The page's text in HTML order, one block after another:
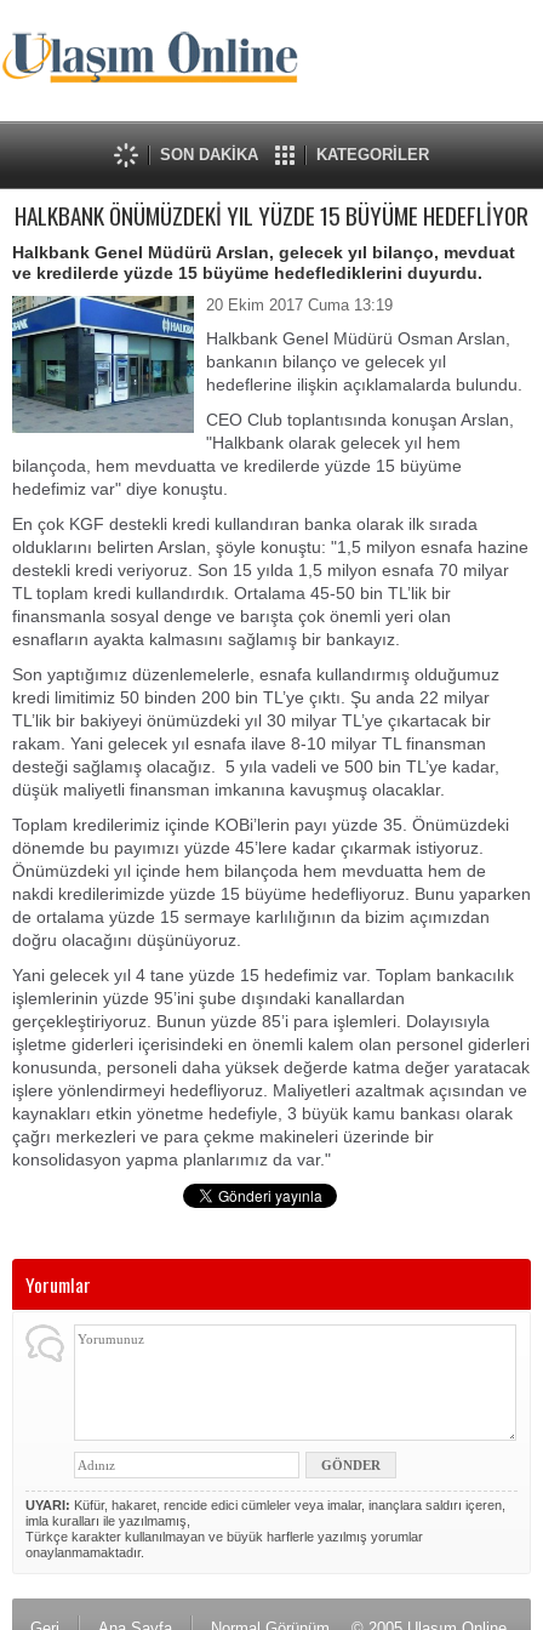
SON DAKİKA KATEGORİLER
HALKBANK ÖNÜMÜZDEKİ YIL YÜZDE 15 BÜYÜME HEDEFLİYOR
Halkbank Genel Müdürü Arslan, gelecek yıl bilanço, mevduat
ve kredilerde yüzde 15 büyüme hedeflediklerini duyurdu.
20 Ekim 2017 Cuma 13:19
Halkbank Genel Müdürü Osman Arslan,
bankanın bilanço ve gelecek yıl
hedeflerine ilişkin açıklamalarda bulundu.
CEO Club toplantısında konuşan Arslan,
"Halkbank olarak gelecek yıl hem
bilançoda, hem mevduatta ve kredilerde yüzde 15 büyüme
hedefimiz var" diye konuştu.
En çok KGF destekli kredi kullandıran banka olarak ilk sırada
olduklarını belirten Arslan, şöyle konuştu: "1,5 milyon esnafa hazine
destekli kredi veriyoruz. Son 15 yılda 1,5 milyon esnafa 70 milyar
TL toplam kredi kullandırdık. Ortalama 45-50 bin TL’lik bir
finansmanla sosyal denge ve barışta çok önemli yeri olan
esnafların ayakta kalmasını sağlamış bir bankayız.
Son yaptığımız düzenlemelerle, esnafa kullandırmış olduğumuz
kredi limitimiz 50 binden 200 bin TL’ye çıktı. Şu anda 22 milyar
TL’lik bir bakiyeyi önümüzdeki yıl 30 milyar TL’ye çıkartacak bir
rakam. Yani gelecek yıl esnafa ilave 8-10 milyar TL finansman
desteği sağlamış olacağız. 5 yıla vadeli ve 500 bin TL’ye kadar,
düşük maliyetli finansman imkanına kavuşmuş olacaklar.
Toplam kredilerimiz içinde KOBi’lerin payı yüzde 35. Önümüzdeki
dönemde bu payımızı yüzde 45’lere kadar çıkarmak istiyoruz.
Önümüzdeki yıl içinde hem bilançoda hem mevduatta hem de
nakdi kredilerimizde yüzde 15 büyüme hedefliyoruz. Bunu yaparken
de ortalama yüzde 15 sermaye karlılığının da bizim açımızdan
doğru olacağını düşünüyoruz.
Yani gelecek yıl 4 tane yüzde 15 hedefimiz var. Toplam bankacılık
işlemlerinin yüzde 95’ini şube dışındaki kanallardan
gerçekleştiriyoruz. Bunun yüzde 85’i para işlemleri. Dolayısıyla
işletme giderleri içerisindeki en önemli kalem olan personel giderleri
konusunda, personeli daha yüksek değerde katma değer yaratacak
işlere yönlendirmeyi hedefliyoruz. Maliyetleri azaltmak açısından ve
kaynakları etkin yönetme hedefiyle, 3 büyük kamu bankası olarak
çağrı merkezleri ve para çekme makineleri üzerinde bir
konsolidasyon yapma planlarımız da var."
Yorumlar
UYARI: Küfür, hakaret, rencide edici cümleler veya imalar, inançlara saldırı içeren,
imla kuralları ile yazılmamış,
Türkçe karakter kullanılmayan ve büyük harflerle yazılmış yorumlar
onaylanmamaktadır.